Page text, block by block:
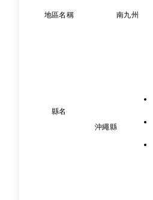
地區名稱 南九州
縣名
沖繩縣